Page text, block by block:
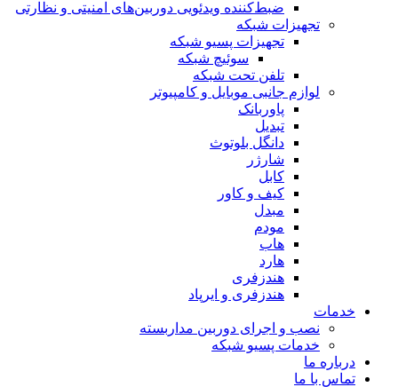
ضبط‌کننده ویدئویی دوربین‌های امنیتی و نظارتی
تجهیزات شبکه
تجهیزات پسیو شبکه
سوئیچ‌ شبکه
تلفن تحت شبکه
لوازم جانبی موبایل و کامپیوتر
پاوربانک
تبدیل
دانگل بلوتوث
شارژر
کابل
کیف و کاور
مبدل
مودم
هاب
هارد
هندزفری
هندزفری و ایرپاد
خدمات
نصب و اجرای دوربین مداربسته
خدمات پسیو شبکه
درباره ما
تماس با ما